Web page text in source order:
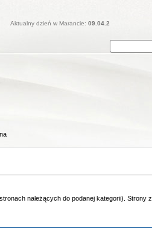
Aktualny dzień w Marancie: 09.04.2
należących do podanej kategorii). Strony z